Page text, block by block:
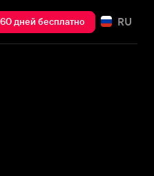
дней бесплатно RU